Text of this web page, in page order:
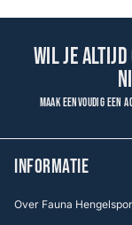
Wil je altijd
Maak eenvoudig een
INFORMATIE
Over Fauna